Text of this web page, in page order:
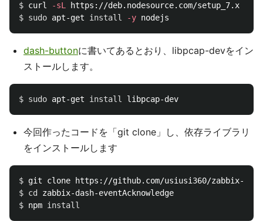
$ curl -sL https://deb.nodesource.com/setup_7.x |
$ sudo apt-get install -y
dash-buttonに書いてあるとおり、libpcap-devをイン
ストールします。
$ sudo apt-get install
今回作ったコードを「git clone」し、依存ライブラリ
をインストールします
$
$ cd
$ npm install